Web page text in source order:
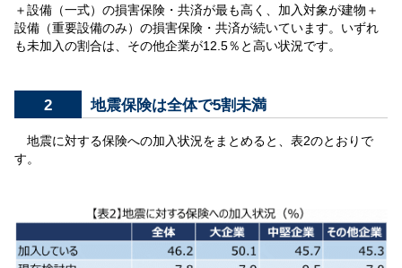
＋設備（一式）の損害保険・共済が最も高く、加入対象が建物＋
設備（重要設備のみ）の損害保険・共済が続いています。いずれ
も未加入の割合は、その他企業が12.5％と高い状況です。
2 地震保険は全体で5割未満
地震に対する保険への加入状況をまとめると、表2のとおりで
す。